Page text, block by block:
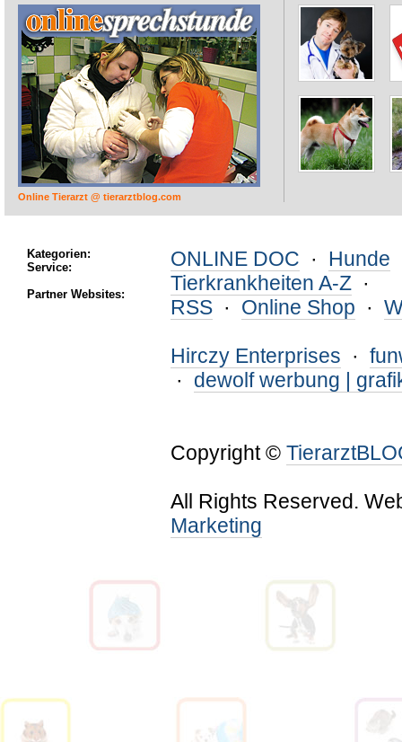
Online Tierarzt @ tierarztblog.com
Kategorien:
Service:
Partner Websites:
ONLINE DOC · Hunde
Tierkrankheiten A-Z ·
RSS · Online Shop ·
Hirczy Enterprises ·
· dewolf werbung |
Copyright ©
All Rights Reserved.
Marketing